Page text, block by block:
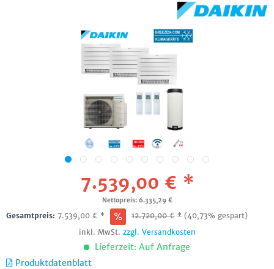
7.539,00 € *
Nettopreis: 6.335,29 €
Gesamtpreis: 7.539,00 € * 12.720,00€ * (40,73% gespart)
inkl. MwSt. zzgl. Versandkosten
Lieferzeit: Auf Anfrage
Produktdatenblatt